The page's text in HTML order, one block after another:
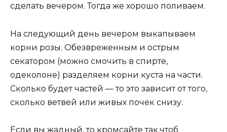
сделать вечером. Тогда же хорошо поливаем.
На следующий день вечером выкапываем
корни розы. Обезвреженным и острым
секатором (можно смочить в спирте,
одеколоне) разделяем корни куста на части.
Сколько будет частей — то это зависит от того,
сколько ветвей или живых почек снизу.
Если вы жадный, то кромсайте так,чтоб